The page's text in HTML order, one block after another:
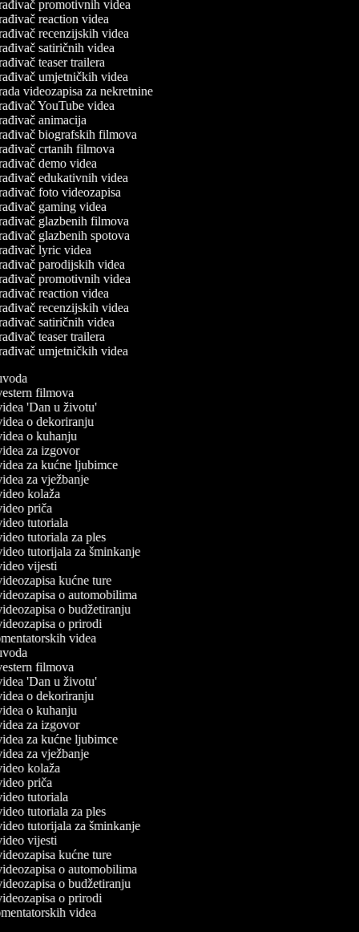
promotivnih videa
reaction videa
recenzijskih videa
satiričnih videa
teaser trailera
umjetničkih videa
videozapisa za nekretnine
YouTube videa
animacija
biografskih filmova
crtanih filmova
demo videa
edukativnih videa
foto videozapisa
gaming videa
glazbenih filmova
glazbenih spotova
lyric videa
parodijskih videa
promotivnih videa
reaction videa
recenzijskih videa
satiričnih videa
teaser trailera
umjetničkih videa
filmova
'Dan u životu'
o dekoriranju
o kuhanju
za izgovor
za kućne ljubimce
za vježbanje
kolaža
priča
tutoriala
tutoriala za ples
tutorijala za šminkanje
vijesti
kućne ture
o automobilima
o budžetiranju
o prirodi
videa
filmova
'Dan u životu'
o dekoriranju
o kuhanju
za izgovor
za kućne ljubimce
za vježbanje
kolaža
priča
tutoriala
tutoriala za ples
tutorijala za šminkanje
vijesti
kućne ture
o automobilima
o budžetiranju
o prirodi
videa